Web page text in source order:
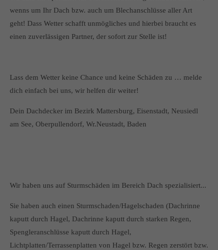
wenns um Ihr Dach bzw. auch um Blechanschlüsse aller Art
geht! Dass Wetter schafft unmögliches und hierbei braucht es
einen zuverlässigen Partner, der sofort zur Stelle ist!
Lass dem Wetter keine Chance und keine Schäden zu … melde
dich einfach bei uns, wir helfen dir weiter!
Dein Dachdecker im Bezirk Mattersburg, Eisenstadt, Neusiedl
am See, Oberpullendorf, Wr.Neustadt, Baden
Wir haben uns auf Sturmschäden im Bereich Dach spezialisiert...
Sie haben auch einen Sturmschaden/Hagelschaden (Dachrinne
kaputt durch Hagel, Dachrinne kaputt durch starken Regen,
Spengleranschlüsse kaputt durch Hagel,
Lichtplatten/Terrassenplatten von Hagel bzw. Regen zerstört bzw.